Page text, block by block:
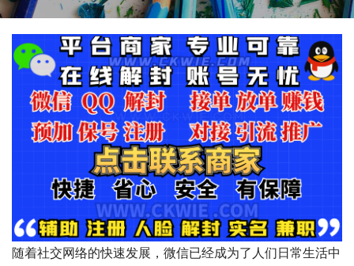
随着社交网络的快速发展，微信已经成为了人们日常生活中